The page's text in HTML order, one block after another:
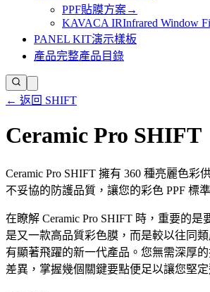
PPF貼膜方案→
KAVACA IRInfrared Window
PANEL KIT演示樣板
產品完整產品目錄
← 返回 SHIFT
Ceramic Pro SHIFT
Ceramic Pro SHIFT 擁有 360 種亮麗色彩
不妥協的防護品質，讓您的彩色 PPF 標
在瞭解 Ceramic Pro SHIFT 時，重要的是
是又一款高品質彩色膜，而是較以往同
有顯著飛躍的新一代產品。您無需深厚
差異，掌握幾個關鍵要點便足以讓您堅定